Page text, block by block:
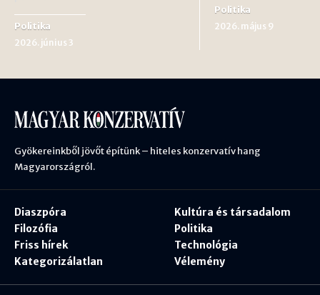
Politika
2026. június 3
Politika
2026. május 9
Gyökereinkből jövőt építünk – hiteles konzervatív hang
Magyarországról.
Diaszpóra
Filozófia
Friss hírek
Kategorizálatlan
Kultúra és társadalom
Politika
Technológia
Vélemény